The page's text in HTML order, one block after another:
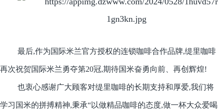
最后,作为国际米兰官方授权的连锁咖啡合作品牌,缇里咖啡
再次祝贺国际米兰勇夺第20冠,期待国米奋勇向前、再创辉煌!
也衷心感谢广大顾客对缇里咖啡的长期支持和厚爱,我们将
学习国米的拼搏精神,秉承“以做精品咖啡的态度,做一杯大众爱喝